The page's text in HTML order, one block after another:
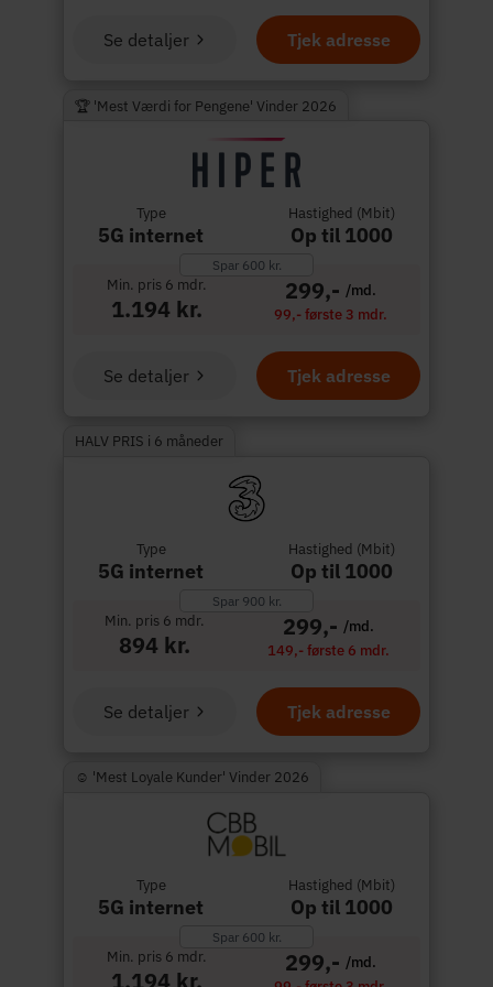
Tjek adresse
Se detaljer
🏆 'Mest Værdi for Pengene' Vinder 2026
Type
5G internet
Hastighed (Mbit)
Op til 1000
Spar 600 kr.
Min. pris 6 mdr.
1.194 kr.
299,- /md.
99,- første 3 mdr.
Tjek adresse
Se detaljer
HALV PRIS i 6 måneder
Type
5G internet
Hastighed (Mbit)
Op til 1000
Spar 900 kr.
Min. pris 6 mdr.
894 kr.
299,- /md.
149,- første 6 mdr.
Tjek adresse
Se detaljer
☺︎ 'Mest Loyale Kunder' Vinder 2026
Type
5G internet
Hastighed (Mbit)
Op til 1000
Spar 600 kr.
Min. pris 6 mdr.
1.194 kr.
299,- /md.